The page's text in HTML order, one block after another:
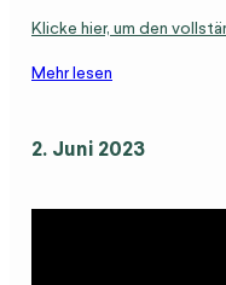
Klicke hier, um den
Mehr lesen
2. Juni 2023